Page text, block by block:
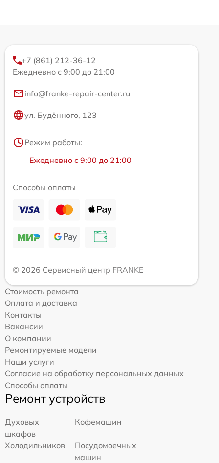
+7 (861) 212-36-12
Ежедневно с 9:00 до 21:00
info@franke-repair-center.ru
ул. Будённого, 123
Режим работы:
Ежедневно с 9:00 до 21:00
Способы оплаты
© 2026 Сервисный центр FRANKE
Стоимость ремонта
Оплата и доставка
Контакты
Вакансии
О компании
Ремонтируемые модели
Наши услуги
Согласие на обработку персональных данных
Способы оплаты
Ремонт устройств
Духовых
шкафов
Кофемашин
Холодильников
Посудомоечных
машин